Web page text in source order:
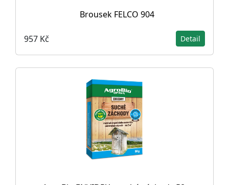
Brousek FELCO 904
957 Kč Detail